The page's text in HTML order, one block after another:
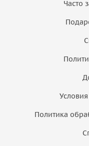
Часто
Политика